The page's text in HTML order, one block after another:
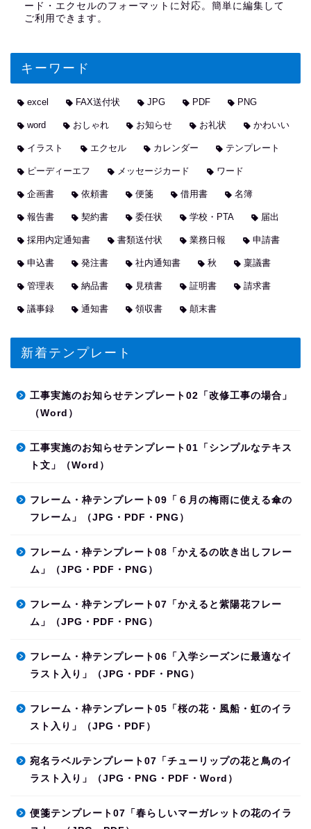
ード・エクセルのフォーマットに対応。簡単に編集して
ご利用できます。
キーワード
excel FAX送付状 JPG PDF PNG
word おしゃれ お知らせ お礼状 かわいい
イラスト エクセル カレンダー テンプレート
ピーディーエフ メッセージカード ワード
企画書 依頼書 便箋 借用書 名簿
報告書 契約書 委任状 学校・PTA 届出
採用内定通知書 書類送付状 業務日報 申請書
申込書 発注書 社内通知書 秋 稟議書
管理表 納品書 見積書 証明書 請求書
議事録 通知書 領収書 顛末書
新着テンプレート
工事実施のお知らせテンプレート02「改修工事の場合」
（Word）
工事実施のお知らせテンプレート01「シンプルなテキス
ト文」（Word）
フレーム・枠テンプレート09「６月の梅雨に使える傘の
フレーム」（JPG・PDF・PNG）
フレーム・枠テンプレート08「かえるの吹き出しフレー
ム」（JPG・PDF・PNG）
フレーム・枠テンプレート07「かえると紫陽花フレー
ム」（JPG・PDF・PNG）
フレーム・枠テンプレート06「入学シーズンに最適なイ
ラスト入り」（JPG・PDF・PNG）
フレーム・枠テンプレート05「桜の花・風船・虹のイラ
スト入り」（JPG・PDF）
宛名ラベルテンプレート07「チューリップの花と鳥のイ
ラスト入り」（JPG・PNG・PDF・Word）
便箋テンプレート07「春らしいマーガレットの花のイラ